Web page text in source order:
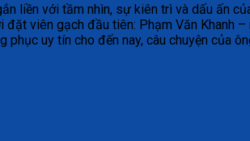
liền với tầm nhìn, sự kiên trì và dấu ấn
viên gạch đầu tiên: Phạm Văn Khanh –
uy tín cho đến nay, câu chuyện của